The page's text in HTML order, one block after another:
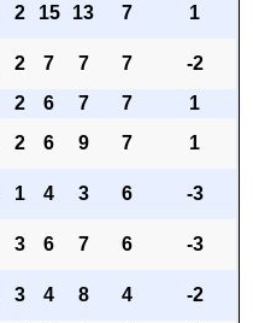
2 15 13 7 1
2 7 7 7
-2
2 6 7 7
1
2 6 9 7 1
1 4 3 6 -3
3 6 7 6 -3
3 4 8 4
-2